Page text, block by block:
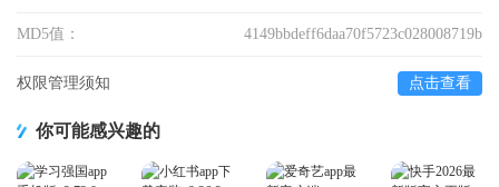
MD5值： 4149bbdeff6daa70f5723c028008719b
权限管理须知 点击查看
你可能感兴趣的